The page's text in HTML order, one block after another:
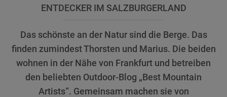
ENTDECKER IM SALZBURGERLAND
Das schönste an der Natur sind die Berge. Das
finden zumindest Thorsten und Marius. Die beiden
wohnen in der Nähe von Frankfurt und betreiben
den beliebten Outdoor-Blog „Best Mountain
Artists“. Gemeinsam machen sie von